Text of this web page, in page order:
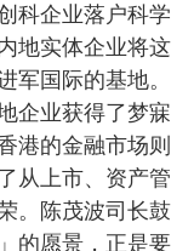
科企业落户科学
地实体企业将这
军国际的基地。
企业获得了梦寐
港的金融市场则
从上市、资产管
。陈茂波司长鼓
的愿景，正是要